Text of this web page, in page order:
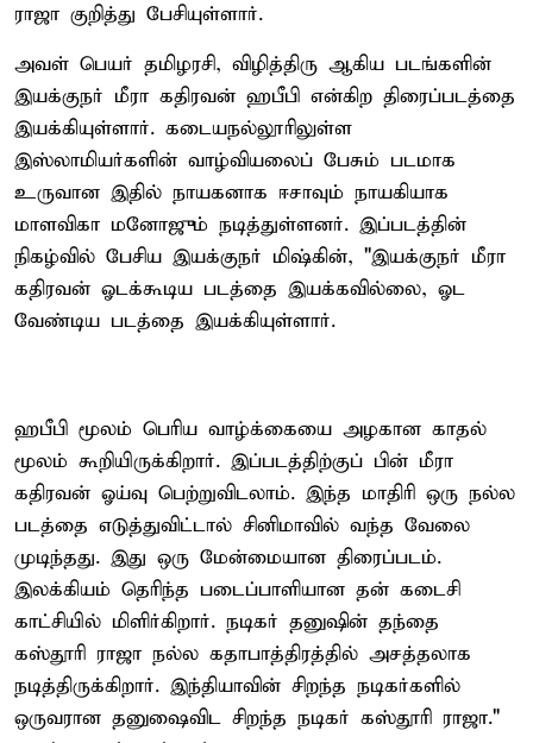
ராஜா குறித்து பேசியுள்ளார்.
அவள் பெயர் தமிழரசி, விழித்திரு ஆகிய படங்களின்
இயக்குநர் மீரா கதிரவன் ஹபீபி என்கிற திரைப்படத்தை
இயக்கியுள்ளார். கடையநல்லூரிலுள்ள
இஸ்லாமியர்களின் வாழ்வியலைப் பேசும் படமாக
உருவான இதில் நாயகனாக ஈசாவும் நாயகியாக
மாளவிகா மனோஜும் நடித்துள்ளனர். இப்படத்தின்
நிகழ்வில் பேசிய இயக்குநர் மிஷ்கின், "இயக்குநர் மீரா
கதிரவன் ஓடக்கூடிய படத்தை இயக்கவில்லை, ஓட
வேண்டிய படத்தை இயக்கியுள்ளார்.
ஹபீபி மூலம் பெரிய வாழ்க்கையை அழகான காதல்
மூலம் கூறியிருக்கிறார். இப்படத்திற்குப் பின் மீரா
கதிரவன் ஓய்வு பெற்றுவிடலாம். இந்த மாதிரி ஒரு நல்ல
படத்தை எடுத்துவிட்டால் சினிமாவில் வந்த வேலை
முடிந்தது. இது ஒரு மேன்மையான திரைப்படம்.
இலக்கியம் தெரிந்த படைப்பாளியான தன் கடைசி
காட்சியில் மிளிர்கிறார். நடிகர் தனுஷின் தந்தை
கஸ்தூரி ராஜா நல்ல கதாபாத்திரத்தில் அசத்தலாக
நடித்திருக்கிறார். இந்தியாவின் சிறந்த நடிகர்களில்
ஒருவரான தனுஷைவிட சிறந்த நடிகர் கஸ்தூரி ராஜா."